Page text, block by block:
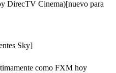
DirecTV Cinema)[nuevo para
Sky]
como FXM hoy